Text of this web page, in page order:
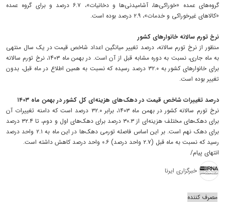
گروه‌های عمده «خوراکی‌ها، آشامیدنی‌ها و دخانیات»، ۶.۷ درصد و برای گروه عمده
«کالاهای غیرخوراکی و خدمات»، ۲.۹ درصد بوده است.
نرخ تورم سالانه خانوارهای کشور
منظور از نرخ تورم سالانه، درصد تغییر میانگین اعداد شاخص قیمت در یک سال منتهی
به ماه جاری، نسبت به دوره مشابه قبل از آن است. در بهمن ماه ۱۴۰۳، نرخ تورم سالانه
برای خانوارهای کشور به ۳۲.۰ درصد رسیده که نسبت به همین اطلاع در ماه قبل، بدون
تغییر بوده است.
درصد تغییرات شاخص قیمت در دهک‌های هزینه‌ای کل کشور در بهمن ماه ۱۴۰۳
نرخ تورم سالانه کشور در بهمن ماه ۱۴۰۳، برابر ۳۲.۰ درصد است که دامنه تغییرات آن
برای دهک‌های مختلف هزینه‌ای از ۳۰.۳ درصد برای دهک‌های اول و دوم، تا ۳۲.۴ درصد
برای دهک نهم است. بر این اساس فاصله تورمی دهک‌ها در این ماه به ۲.۱ واحد درصد
رسید که نسبت به ماه قبل (۲.۷ واحد درصد) ۰.۶ واحد درصد کاهش داشته است.
انتهای پیام/
خبرگزاری ایرنا
مصرف کننده